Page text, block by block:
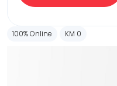
100% Online KM 0